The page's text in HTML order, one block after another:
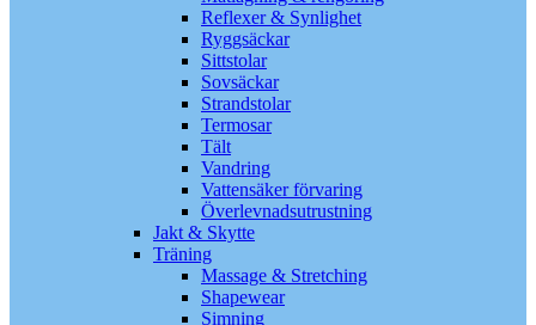
Reflexer & Synlighet
Ryggsäckar
Sittstolar
Sovsäckar
Strandstolar
Termosar
Tält
Vandring
Vattensäker förvaring
Överlevnadsutrustning
Jakt & Skytte
Träning
Massage & Stretching
Shapewear
Simning